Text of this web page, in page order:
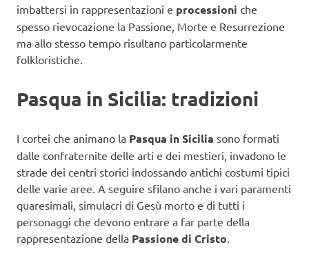
imbattersi in rappresentazioni e processioni che
spesso rievocazione la Passione, Morte e Resurrezione
ma allo stesso tempo risultano particolarmente
folkloristiche.
Pasqua in Sicilia: tradizioni
I cortei che animano la Pasqua in Sicilia sono formati
dalle confraternite delle arti e dei mestieri, invadono le
strade dei centri storici indossando antichi costumi tipici
delle varie aree. A seguire sfilano anche i vari paramenti
quaresimali, simulacri di Gesù morto e di tutti i
personaggi che devono entrare a far parte della
rappresentazione della Passione di Cristo